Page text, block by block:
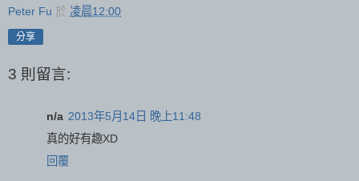
Peter Fu 於 凌晨12:00
分享
3 則留言:
n/a 2013年5月14日 晚上11:48
真的好有趣XD
回覆